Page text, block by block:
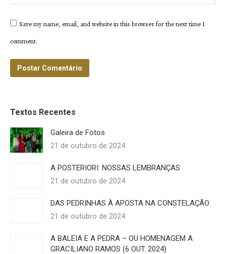
Save my name, email, and website in this browser for the next time I
comment.
Postar Comentário
Textos Recentes
Galeira de Fotos
21 de outubro de 2024
A POSTERIORI: NOSSAS LEMBRANÇAS
21 de outubro de 2024
DAS PEDRINHAS À APOSTA NA CONSTELAÇÃO
21 de outubro de 2024
A BALEIA E A PEDRA – OU HOMENAGEM A
GRACILIANO RAMOS (6 OUT. 2024)